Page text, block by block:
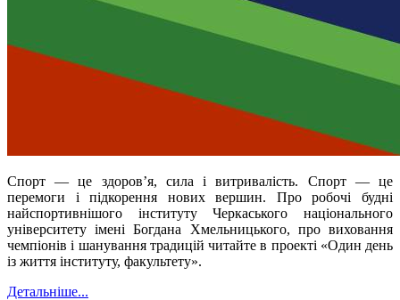
Спорт — це здоров’я, сила і витривалість. Спорт — це
перемоги і підкорення нових вершин. Про робочі будні
найспортивнішого інституту Черкаського національного
університету імені Богдана Хмельницького, про виховання
чемпіонів і шанування традицій читайте в проекті «Один день
із життя інституту, факультету».
Детальніше...